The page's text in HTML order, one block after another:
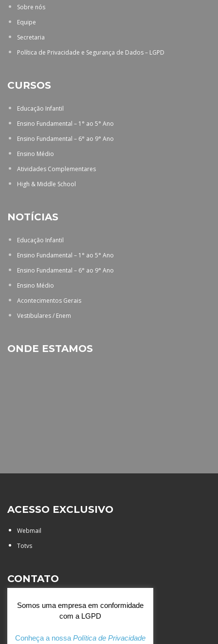
Sobre nós
Equipe
Secretaria
Política de Privacidade e Segurança de Dados – LGPD
CURSOS
Educação Infantil
Ensino Fundamental – 1° ao 5° Ano
Ensino Fundamental – 6° ao 9° Ano
Ensino Médio
Atividades Complementares
High & Middle School
NOTÍCIAS
Educação Infantil
Ensino Fundamental – 1° ao 5° Ano
Ensino Fundamental – 6° ao 9° Ano
Ensino Médio
Acontecimentos Gerais
Vestibulares / Enem
ONDE ESTAMOS
ACESSO EXCLUSIVO
Webmail
Totvs
CONTATO
Santa Catarina - São José do
Rio Preto (SP)
+55 (17) 3354 7000
Somos uma empresa em conformidade
com a LGPD
Conheça a nossa Política de Privacidade